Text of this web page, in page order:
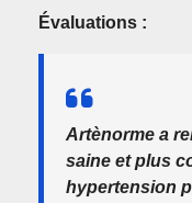
Évaluations :
Artènorme a
saine et plus
hypertension